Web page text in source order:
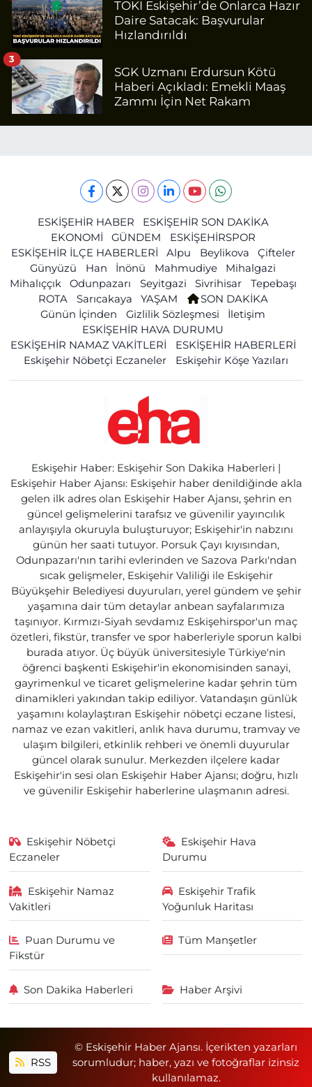
TOKİ Eskişehir’de Onlarca Hazır
Daire Satacak: Başvurular
Hızlandırıldı
SGK Uzmanı Erdursun Kötü
Haberi Açıkladı: Emekli Maaş
Zammı İçin Net Rakam
3
ESKİŞEHİR HABER
ESKİŞEHİR SON DAKİKA
EKONOMİ
GÜNDEM
ESKİŞEHİRSPOR
ESKİŞEHİR İLÇE HABERLERİ
Alpu Beylikova
Çifteler
Günyüzü
Han İnönü Mahmudiye
Mihalgazi
Mihalıççık
Odunpazarı Seyitgazi Sivrihisar
Tepebaşı
ROTA
Sarıcakaya YAŞAM
SON DAKİKA
Günün İçinden
Gizlilik Sözleşmesi
İletişim
ESKİŞEHİR HAVA DURUMU
ESKİŞEHİR NAMAZ VAKİTLERİ
ESKİŞEHİR HABERLERİ
Eskişehir Nöbetçi Eczaneler
Eskişehir Köşe Yazıları
Eskişehir Haber: Eskişehir Son Dakika Haberleri |
Eskişehir Haber Ajansı: Eskişehir haber denildiğinde akla
gelen ilk adres olan Eskişehir Haber Ajansı, şehrin en
güncel gelişmelerini tarafsız ve güvenilir yayıncılık
anlayışıyla okuruyla buluşturuyor; Eskişehir'in nabzını
günün her saati tutuyor. Porsuk Çayı kıyısından,
Odunpazarı'nın tarihi evlerinden ve Sazova Parkı'ndan
sıcak gelişmeler, Eskişehir Valiliği ile Eskişehir
Büyükşehir Belediyesi duyuruları, yerel gündem ve şehir
yaşamına dair tüm detaylar anbean sayfalarımıza
taşınıyor. Kırmızı-Siyah sevdamız Eskişehirspor'un maç
özetleri, fikstür, transfer ve spor haberleriyle sporun kalbi
burada atıyor. Üç büyük üniversitesiyle Türkiye'nin
öğrenci başkenti Eskişehir'in ekonomisinden sanayi,
gayrimenkul ve ticaret gelişmelerine kadar şehrin tüm
dinamikleri yakından takip ediliyor. Vatandaşın günlük
yaşamını kolaylaştıran Eskişehir nöbetçi eczane listesi,
namaz ve ezan vakitleri, anlık hava durumu, tramvay ve
ulaşım bilgileri, etkinlik rehberi ve önemli duyurular
güncel olarak sunulur. Merkezden ilçelere kadar
Eskişehir'in sesi olan Eskişehir Haber Ajansı; doğru, hızlı
ve güvenilir Eskişehir haberlerine ulaşmanın adresi.
Eskişehir Nöbetçi
Eczaneler
Eskişehir Hava
Durumu
Eskişehir Namaz
Vakitleri
Eskişehir Trafik
Yoğunluk Haritası
Puan Durumu ve
Fikstür
Tüm Manşetler
Son Dakika Haberleri Haber Arşivi
RSS
© Eskişehir Haber Ajansı. İçerikten yazarları
sorumludur; haber, yazı ve fotoğraflar izinsiz
kullanılamaz.